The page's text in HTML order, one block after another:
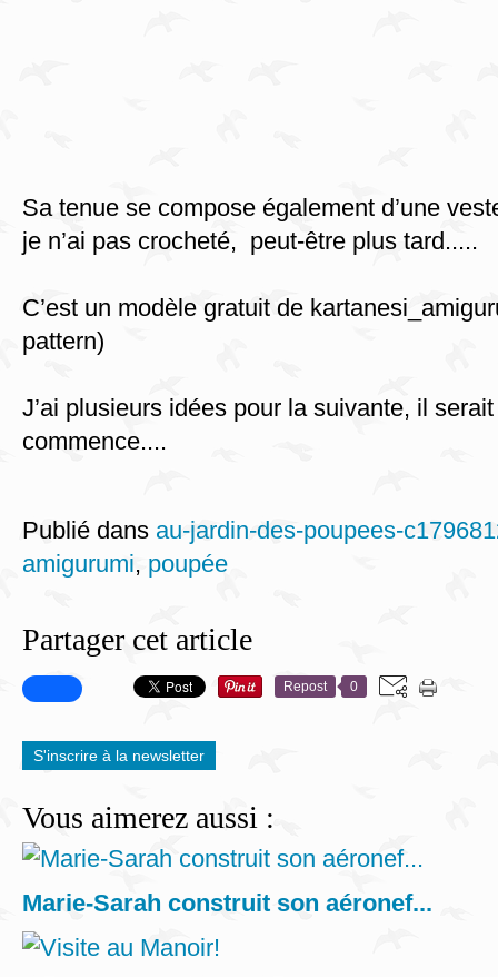
Sa tenue se compose également d’une
je n’ai pas crocheté, peut-être plus tard.....
C’est un modèle gratuit de
pattern)
J’ai plusieurs idées pour la suivante, il
commence....
Publié dans au-jardin-des-poupees-
amigurumi, poupée
Partager cet article
Repost 0
S'inscrire à la newsletter
Vous aimerez aussi :
Marie-Sarah construit son aéronef...